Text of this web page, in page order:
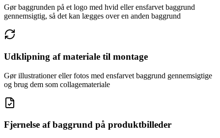
Gør baggrunden på et logo med hvid eller ensfarvet baggrund
gennemsigtig, så det kan lægges over en anden baggrund
Udklipning af materiale til montage
Gør illustrationer eller fotos med ensfarvet baggrund gennemsigtige
og brug dem som collagemateriale
Fjernelse af baggrund på produktbilleder